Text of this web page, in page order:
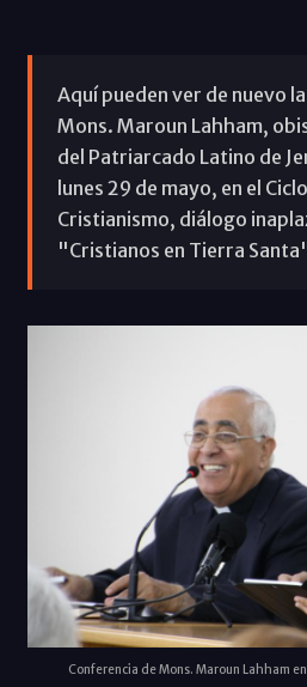
Aquí pueden ver de nuevo
Mons. Maroun Lahham,
del Patriarcado Latino de
lunes 29 de mayo, en el
Cristianismo, diálogo
"Cristianos en Tierra
Conferencia de Mons. Maroun Lahham